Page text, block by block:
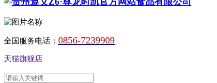
全国服务电话： 0856-7239909
天猫旗舰店